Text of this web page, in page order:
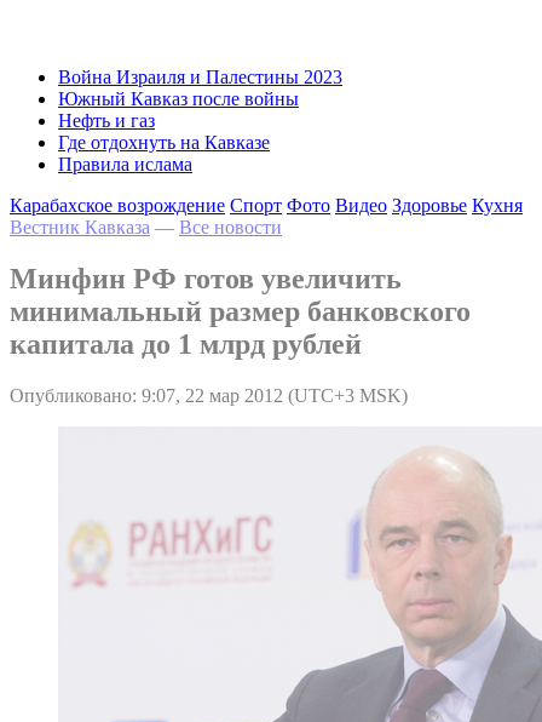
Война Израиля и Палестины 2023
Южный Кавказ после войны
Нефть и газ
Где отдохнуть на Кавказе
Правила ислама
Карабахское возрождение Спорт Фото Видео Здоровье Кухня
Вестник Кавказа — Все новости
Минфин РФ готов увеличить
минимальный размер банковского
капитала до 1 млрд рублей
Опубликовано: 9:07, 22 мар 2012 (UTC+3 MSK)